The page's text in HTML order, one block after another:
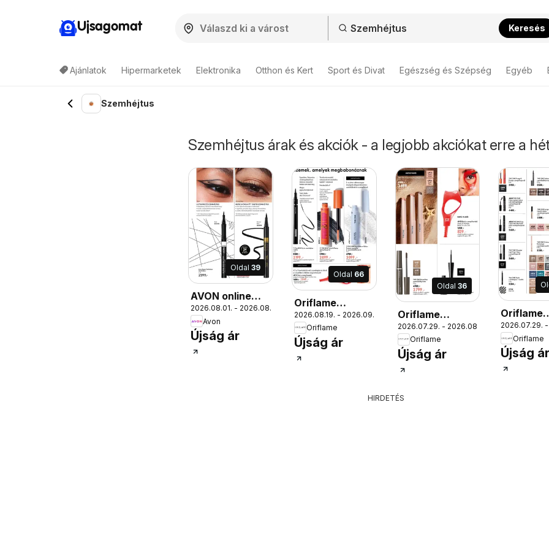
Ujsagomat Keresés
Ajánlatok Hipermarketek Elektronika Otthon és Kert Sport és Divat Egészség és Szépség Egyéb
Szemhéjtus
Szemhéjtus árak és akciók - a legjobb akciókat erre a
Oldal 39
AVON online
katalógus 2026
augusztusi
2026.08.01. - 2026.08.31.
Avon
Újság ár
Oldal 66
Oriflame
katalógus
2026/12
2026.08.19. - 2026.09.08.
Oriflame
Újság ár
Oldal36
Oriflame
katalógus
2026/11
2026.07.29. - 2026.08.18.
Oriflame
Újság ár
Oriflame
katalógus
2026/11
2026.07.29. -
Oriflame
Újság ár
HIRDETÉS